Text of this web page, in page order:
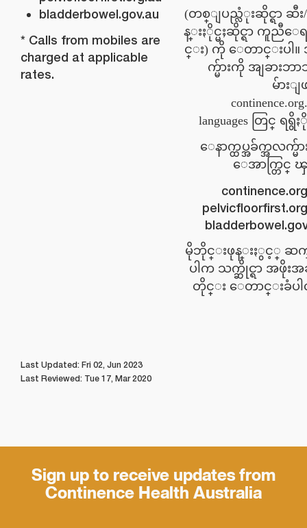
bladderbowel.gov.au
* Calls from mobiles are
charged at applicable
rates.
(တစ္ျပည္လံုးဆိုင္ရာ ဆီ
န္းႏိုင္မႈဆိုင္ရာ ကူညီေ
င္း) ကို ေတာင္းပါ။
က္မ်ားကို အျခားဘ
မ်ား
languages တြင္ ရရွိ
ေနာက္ထပ္အခ်က္အလက္
ေအာက္တြင္
* မိုဘိုင္းဖုန္းႏွင့္ ဆ
ပါက သက္ဆိုင္ရာ အဖိုးအ
တိုင္း ေတာင္းခံပ
Last Updated: Fri 02, Jun 2023
Last Reviewed: Tue 17, Mar 2020
Sign up to receive updates from
Continence Health Australia